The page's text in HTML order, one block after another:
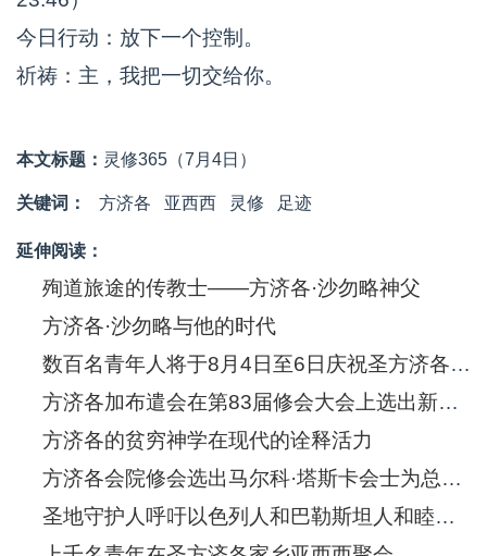
今日行动：放下一个控制。
祈祷：主，我把一切交给你。
本文标题： 灵修365（7月4日）
关键词： 方济各 亚西西 灵修 足迹
延伸阅读：
殉道旅途的传教士——方济各·沙勿略神父
方济各·沙勿略与他的时代
数百名青年人将于8月4日至6日庆祝圣方济各·沙勿略诞生五百年
方济各加布遣会在第83届修会大会上选出新的总会长
方济各的贫穷神学在现代的诠释活力
方济各会院修会选出马尔科·塔斯卡会士为总会长
圣地守护人呼吁以色列人和巴勒斯坦人和睦共处